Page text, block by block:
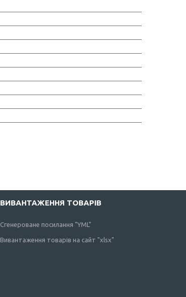
ВИВАНТАЖЕННЯ ТОВАРІВ
Сгенероване посилання "YML"
Вивантаження товарів на сайт "xlsx"